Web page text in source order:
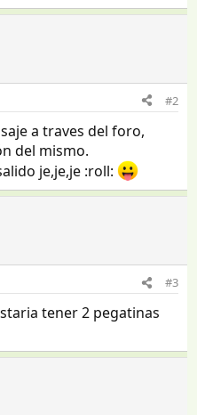
#2
a traves del foro,
del mismo.
je,je,je :roll:
#3
tener 2 pegatinas